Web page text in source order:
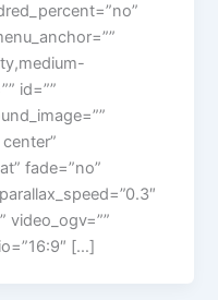
id=””
fade=”no”
video_ogv=””
[…]